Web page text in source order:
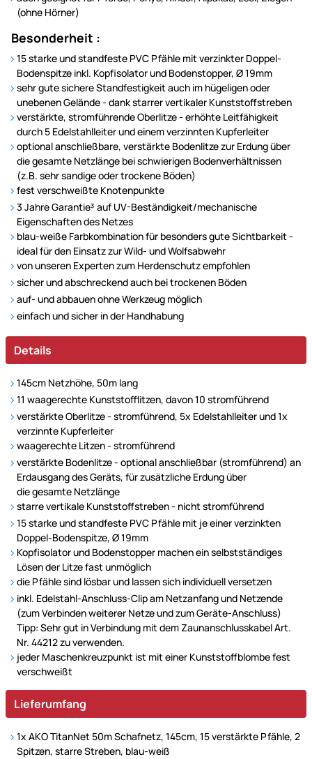
(ohne Hörner)
Besonderheit :
15 starke und standfeste PVC Pfähle mit verzinkter Doppel-
Bodenspitze inkl. Kopfisolator und Bodenstopper, Ø 19mm
sehr gute sichere Standfestigkeit auch im hügeligen oder
unebenen Gelände - dank starrer vertikaler Kunststoffstreben
verstärkte, stromführende Oberlitze - erhöhte Leitfähigkeit
durch 5 Edelstahlleiter und einem verzinnten Kupferleiter
optional anschließbare, verstärkte Bodenlitze zur Erdung über
die gesamte Netzlänge bei schwierigen Bodenverhältnissen
(z.B. sehr sandige oder trockene Böden)
fest verschweißte Knotenpunkte
3 Jahre Garantie³ auf UV-Beständigkeit/mechanische
Eigenschaften des Netzes
blau-weiße Farbkombination für besonders gute Sichtbarkeit -
ideal für den Einsatz zur Wild- und Wolfsabwehr
von unseren Experten zum Herdenschutz empfohlen
sicher und abschreckend auch bei trockenen Böden
auf- und abbauen ohne Werkzeug möglich
einfach und sicher in der Handhabung
Details
145cm Netzhöhe, 50m lang
11 waagerechte Kunststofflitzen, davon 10 stromführend
verstärkte Oberlitze - stromführend, 5x Edelstahlleiter und 1x
verzinnte Kupferleiter
waagerechte Litzen - stromführend
verstärkte Bodenlitze - optional anschließbar (stromführend) an
Erdausgang des Geräts, für zusätzliche Erdung über
die gesamte Netzlänge
starre vertikale Kunststoffstreben - nicht stromführend
15 starke und standfeste PVC Pfähle mit je einer verzinkten
Doppel-Bodenspitze, Ø 19mm
Kopfisolator und Bodenstopper machen ein selbstständiges
Lösen der Litze fast unmöglich
die Pfähle sind lösbar und lassen sich individuell versetzen
inkl. Edelstahl-Anschluss-Clip am Netzanfang und Netzende
(zum Verbinden weiterer Netze und zum Geräte-Anschluss)
Tipp: Sehr gut in Verbindung mit dem Zaunanschlusskabel Art.
Nr. 44212 zu verwenden.
jeder Maschenkreuzpunkt ist mit einer Kunststoffblombe fest
verschweißt
Lieferumfang
1x AKO TitanNet 50m Schafnetz, 145cm, 15 verstärkte Pfähle, 2
Spitzen, starre Streben, blau-weiß